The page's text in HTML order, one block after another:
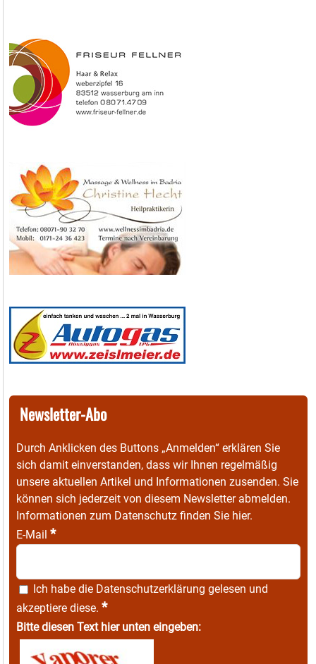
Newsletter-Abo
Durch Anklicken des Buttons „Anmelden“ erklären Sie
sich damit einverstanden, dass wir Ihnen regelmäßig
unsere aktuellen Artikel und Informationen zusenden. Sie
können sich jederzeit von diesem Newsletter abmelden.
Informationen zum Datenschutz finden Sie hier.
E-Mail *
Ich habe die Datenschutzerklärung gelesen und
akzeptiere diese. *
Bitte diesen Text hier unten eingeben: